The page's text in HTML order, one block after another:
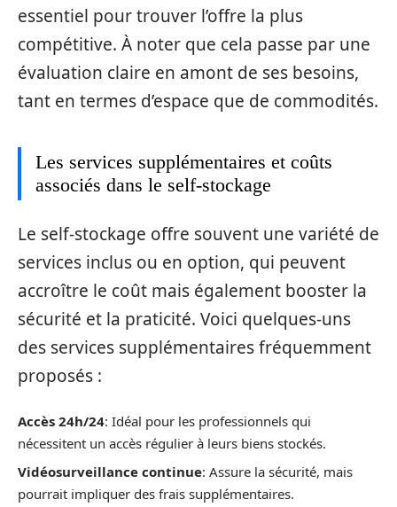
essentiel pour trouver l’offre la plus
compétitive. À noter que cela passe par une
évaluation claire en amont de ses besoins,
tant en termes d’espace que de commodités.
Les services supplémentaires et coûts
associés dans le self-stockage
Le self-stockage offre souvent une variété de
services inclus ou en option, qui peuvent
accroître le coût mais également booster la
sécurité et la praticité. Voici quelques-uns
des services supplémentaires fréquemment
proposés :
Accès 24h/24: Idéal pour les professionnels qui
nécessitent un accès régulier à leurs biens stockés.
Vidéosurveillance continue: Assure la sécurité, mais
pourrait impliquer des frais supplémentaires.